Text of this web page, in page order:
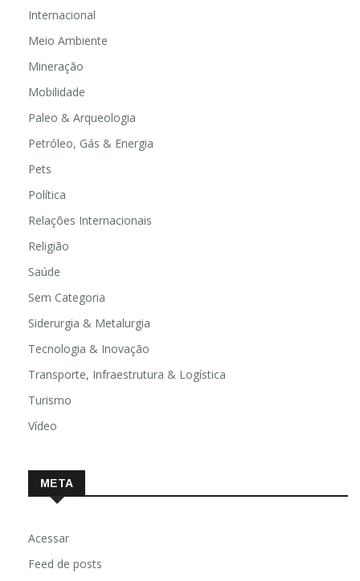
Internacional
Meio Ambiente
Mineração
Mobilidade
Paleo & Arqueologia
Petróleo, Gás & Energia
Pets
Política
Relações Internacionais
Religião
Saúde
Sem Categoria
Siderurgia & Metalurgia
Tecnologia & Inovação
Transporte, Infraestrutura & Logística
Turismo
Vídeo
META
Acessar
Feed de posts